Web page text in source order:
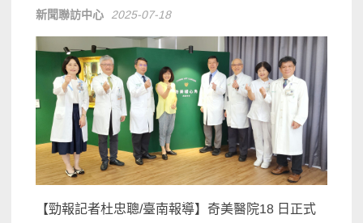
新聞聯訪中心 2025-07-18
【勁報記者杜忠聰/臺南報導】奇美醫院18 日正式